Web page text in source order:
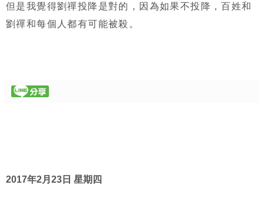
但是我覺得劉禪投降是對的，因為如果不投降，百姓和
劉禪和每個人都有可能被殺。
2017年2月23日 星期四